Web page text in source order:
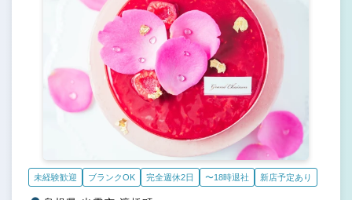
未経験歓迎 ブランクOK 完全週休2日 〜18時退社 新店予定あり